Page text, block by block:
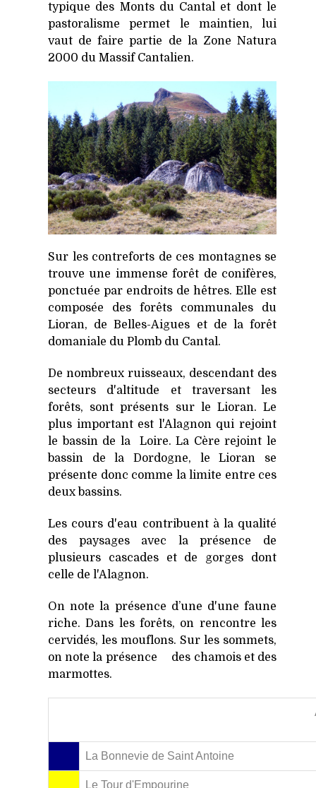
typique des Monts du Cantal et dont le
pastoralisme permet le maintien, lui
vaut de faire partie de la Zone Natura
2000 du Massif Cantalien.
Sur les contreforts de ces montagnes se
trouve une immense forêt de conifères,
ponctuée par endroits de hêtres. Elle est
composée des forêts communales du
Lioran, de Belles-Aigues et de la forêt
domaniale du Plomb du Cantal.
De nombreux ruisseaux, descendant des
secteurs d'altitude et traversant les
forêts, sont présents sur le Lioran. Le
plus important est l'Alagnon qui rejoint
le bassin de la Loire. La Cère rejoint le
bassin de la Dordogne, le Lioran se
présente donc comme la limite entre ces
deux bassins.
Les cours d'eau contribuent à la qualité
des paysages avec la présence de
plusieurs cascades et de gorges dont
celle de l'Alagnon.
On note la présence d’une d'une faune
riche. Dans les forêts, on rencontre les
cervidés, les mouflons. Sur les sommets,
on note la présence des chamois et des
marmottes.
La Bonnevie de Saint Antoine
Le Tour d'Empourine